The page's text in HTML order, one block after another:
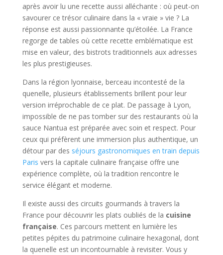
après avoir lu une recette aussi alléchante : où peut-on
savourer ce trésor culinaire dans la « vraie » vie ? La
réponse est aussi passionnante qu’étoilée. La France
regorge de tables où cette recette emblématique est
mise en valeur, des bistrots traditionnels aux adresses
les plus prestigieuses.
Dans la région lyonnaise, berceau incontesté de la
quenelle, plusieurs établissements brillent pour leur
version irréprochable de ce plat. De passage à Lyon,
impossible de ne pas tomber sur des restaurants où la
sauce Nantua est préparée avec soin et respect. Pour
ceux qui préfèrent une immersion plus authentique, un
détour par des séjours gastronomiques en train depuis
Paris vers la capitale culinaire française offre une
expérience complète, où la tradition rencontre le
service élégant et moderne.
Il existe aussi des circuits gourmands à travers la
France pour découvrir les plats oubliés de la cuisine
française. Ces parcours mettent en lumière les
petites pépites du patrimoine culinaire hexagonal, dont
la quenelle est un incontournable à revisiter. Vous y